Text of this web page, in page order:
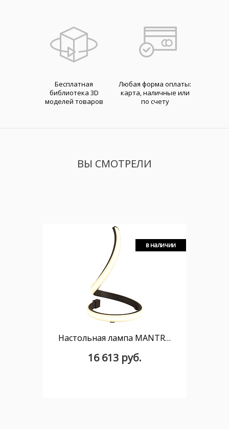
Бесплатная
библиотека 3D
моделей товаров
Любая форма оплаты:
карта, наличные или
по счету
ВЫ СМОТРЕЛИ
в наличии
Настольная лампа MANTRA NUR 5366
16 613 руб.